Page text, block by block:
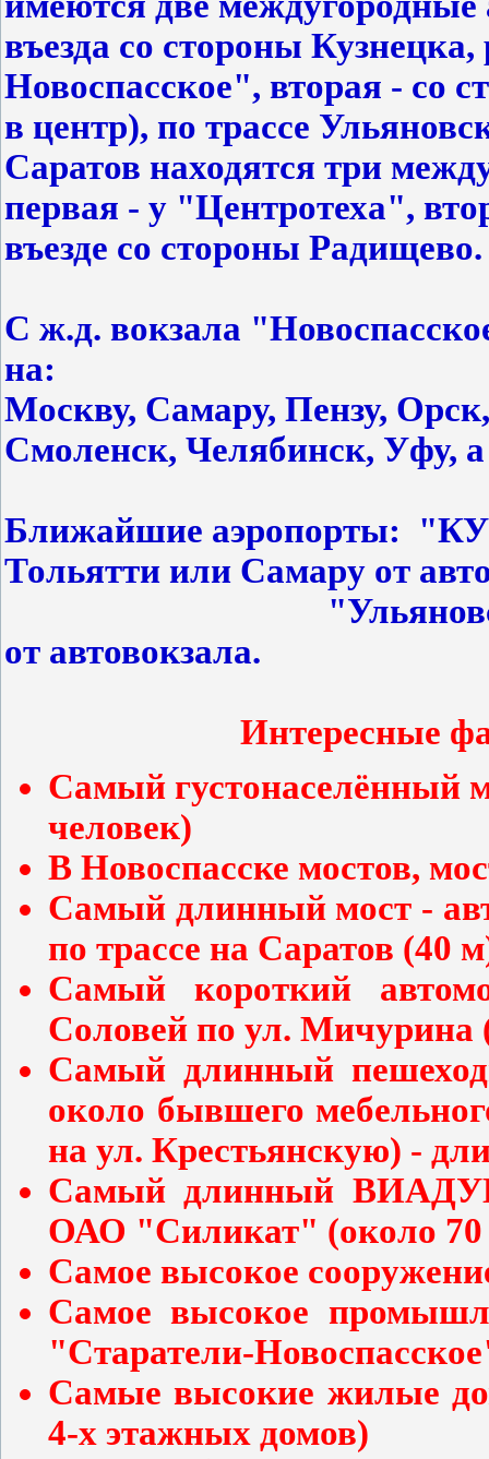
въезда со стороны
Новоспасское", вторая - со
в центр), по трассе
Саратов находятся три
первая - у "Центротеха",
въезде со стороны Радищево.
С ж.д. вокзала
на:
Москву, Самару, Пензу,
Смоленск, Челябинск, Уфу,
Ближайшие аэропорты:
Тольятти или Самару от
от автовокзала.
Интересные
Самый густонаселённый
человек)
В Новоспасске мостов,
Самый длинный мост -
по трассе на Саратов (40
Самый короткий
Соловей по ул. Мичурина
Самый длинный
около бывшего
на ул. Крестьянскую) -
Самый длинный
ОАО "Силикат" (около
Самое высокое
Самое высокое
"Старатели-
Самые высокие жилые
4-х этажных домов)